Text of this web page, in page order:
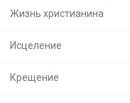
Жизнь христианина
Исцеление
Крещение